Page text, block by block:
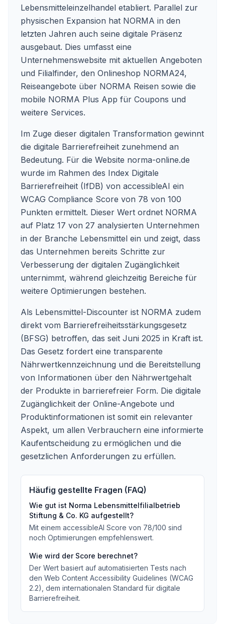
Lebensmitteleinzelhandel etabliert. Parallel zur
physischen Expansion hat NORMA in den
letzten Jahren auch seine digitale Präsenz
ausgebaut. Dies umfasst eine
Unternehmenswebsite mit aktuellen Angeboten
und Filialfinder, den Onlineshop NORMA24,
Reiseangebote über NORMA Reisen sowie die
mobile NORMA Plus App für Coupons und
weitere Services.
Im Zuge dieser digitalen Transformation gewinnt
die digitale Barrierefreiheit zunehmend an
Bedeutung. Für die Website norma-online.de
wurde im Rahmen des Index Digitale
Barrierefreiheit (IfDB) von accessibleAI ein
WCAG Compliance Score von 78 von 100
Punkten ermittelt. Dieser Wert ordnet NORMA
auf Platz 17 von 27 analysierten Unternehmen
in der Branche Lebensmittel ein und zeigt, dass
das Unternehmen bereits Schritte zur
Verbesserung der digitalen Zugänglichkeit
unternimmt, während gleichzeitig Bereiche für
weitere Optimierungen bestehen.
Als Lebensmittel-Discounter ist NORMA zudem
direkt vom Barrierefreiheitsstärkungsgesetz
(BFSG) betroffen, das seit Juni 2025 in Kraft ist.
Das Gesetz fordert eine transparente
Nährwertkennzeichnung und die Bereitstellung
von Informationen über den Nährwertgehalt
der Produkte in barrierefreier Form. Die digitale
Zugänglichkeit der Online-Angebote und
Produktinformationen ist somit ein relevanter
Aspekt, um allen Verbrauchern eine informierte
Kaufentscheidung zu ermöglichen und die
gesetzlichen Anforderungen zu erfüllen.
Häufig gestellte Fragen (FAQ)
Wie gut ist Norma Lebensmittelfilialbetrieb
Stiftung & Co. KG aufgestellt?
Mit einem accessibleAI Score von 78/100 sind
noch Optimierungen empfehlenswert.
Wie wird der Score berechnet?
Der Wert basiert auf automatisierten Tests nach
den Web Content Accessibility Guidelines (WCAG
2.2), dem internationalen Standard für digitale
Barrierefreiheit.